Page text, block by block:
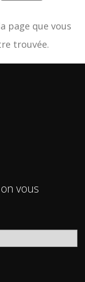
page que vous
trouvée.
vous